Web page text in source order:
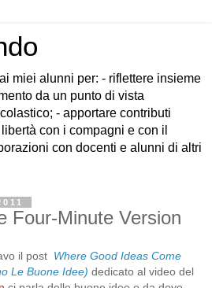
miei alunni per: - riflettere insieme
da un punto di vista
- apportare contributi
con i compagni e con il
con docenti e alunni di altri
Four-Minute Version
il post Where Good Ideas Come
Le Buone Idee) dedicato al video del